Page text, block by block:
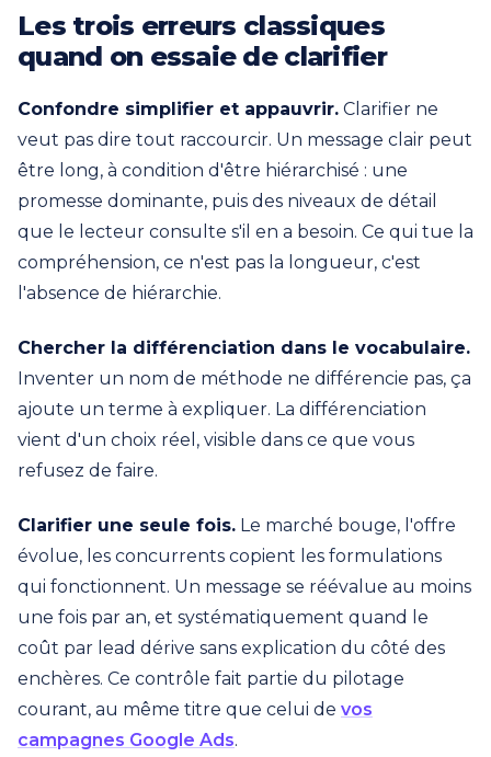
Les trois erreurs classiques
quand on essaie de clarifier
Confondre simplifier et appauvrir. Clarifier ne
veut pas dire tout raccourcir. Un message clair peut
être long, à condition d'être hiérarchisé : une
promesse dominante, puis des niveaux de détail
que le lecteur consulte s'il en a besoin. Ce qui tue la
compréhension, ce n'est pas la longueur, c'est
l'absence de hiérarchie.
Chercher la différenciation dans le vocabulaire.
Inventer un nom de méthode ne différencie pas, ça
ajoute un terme à expliquer. La différenciation
vient d'un choix réel, visible dans ce que vous
refusez de faire.
Clarifier une seule fois. Le marché bouge, l'offre
évolue, les concurrents copient les formulations
qui fonctionnent. Un message se réévalue au moins
une fois par an, et systématiquement quand le
coût par lead dérive sans explication du côté des
enchères. Ce contrôle fait partie du pilotage
courant, au même titre que celui de vos
campagnes Google Ads.